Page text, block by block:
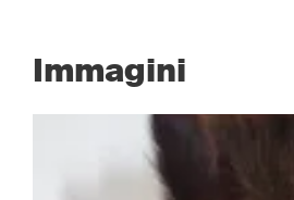
Immagini